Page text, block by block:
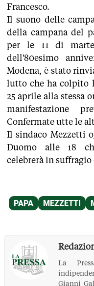
Francesco.
Il suono delle
della campana del
per le 11 di
dell'80esimo
Modena, è stato
lutto che ha colpito
25 aprile alla stessa
manifestazione
Confermate utte le
Il sindaco Mezzetti
Duomo alle 18
celebrerà in
La
Gianni